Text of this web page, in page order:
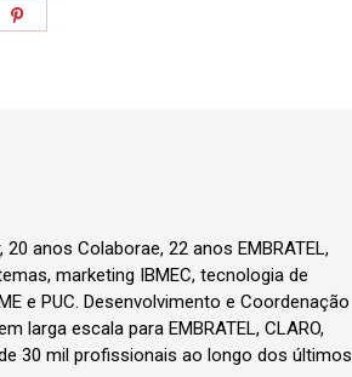
anos Colaborae, 22 anos EMBRATEL,
marketing IBMEC, tecnologia de
e PUC. Desenvolvimento e Coordenação
larga escala para EMBRATEL, CLARO,
30 mil profissionais ao longo dos últimos